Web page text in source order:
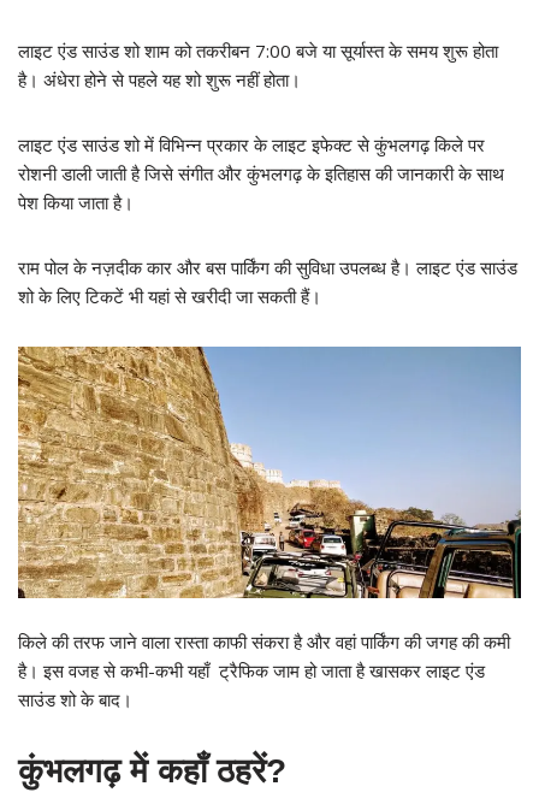
लाइट एंड साउंड शो शाम को तकरीबन 7:00 बजे या सूर्यास्त के समय शुरू होता
है। अंधेरा होने से पहले यह शो शुरू नहीं होता।
लाइट एंड साउंड शो में विभिन्न प्रकार के लाइट इफेक्ट से कुंभलगढ़ किले पर
रोशनी डाली जाती है जिसे संगीत और कुंभलगढ़ के इतिहास की जानकारी के साथ
पेश किया जाता है।
राम पोल के नज़दीक कार और बस पार्किंग की सुविधा उपलब्ध है। लाइट एंड साउंड
शो के लिए टिकटें भी यहां से खरीदी जा सकती हैं।
किले की तरफ जाने वाला रास्ता काफी संकरा है और वहां पार्किंग की जगह की कमी
है। इस वजह से कभी-कभी यहाँ ट्रैफिक जाम हो जाता है खासकर लाइट एंड
साउंड शो के बाद।
कुंभलगढ़ में कहाँ ठहरें?